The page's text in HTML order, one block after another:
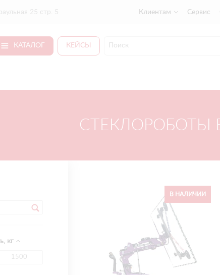
25 стр. 5 Клиентам Сервис
КАТАЛОГ КЕЙСЫ
СТЕКЛОРОБОТЫ
кг
В НАЛИЧИИ